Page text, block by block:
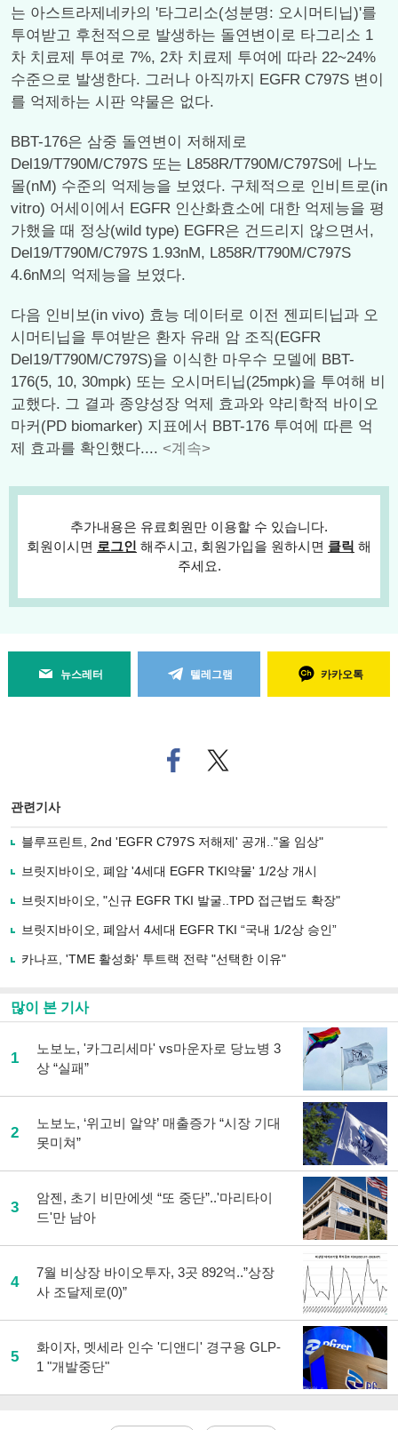
는 아스트라제네카의 '타그리소(성분명: 오시머티닙)'를
투여받고 후천적으로 발생하는 돌연변이로 타그리소 1
차 치료제 투여로 7%, 2차 치료제 투여에 따라 22~24%
수준으로 발생한다. 그러나 아직까지 EGFR C797S 변이
를 억제하는 시판 약물은 없다.
BBT-176은 삼중 돌연변이 저해제로
Del19/T790M/C797S 또는 L858R/T790M/C797S에 나노
몰(nM) 수준의 억제능을 보였다. 구체적으로 인비트로(in
vitro) 어세이에서 EGFR 인산화효소에 대한 억제능을 평
가했을 때 정상(wild type) EGFR은 건드리지 않으면서,
Del19/T790M/C797S 1.93nM, L858R/T790M/C797S
4.6nM의 억제능을 보였다.
다음 인비보(in vivo) 효능 데이터로 이전 젠피티닙과 오
시머티닙을 투여받은 환자 유래 암 조직(EGFR
Del19/T790M/C797S)을 이식한 마우수 모델에 BBT-
176(5, 10, 30mpk) 또는 오시머티닙(25mpk)을 투여해 비
교했다. 그 결과 종양성장 억제 효과와 약리학적 바이오
마커(PD biomarker) 지표에서 BBT-176 투여에 따른 억
제 효과를 확인했다.... <계속>
추가내용은 유료회원만 이용할 수 있습니다.
회원이시면 로그인 해주시고, 회원가입을 원하시면 클릭 해
주세요.
뉴스레터 텔레그램 카카오톡
페
이
로
사
유
기
트위
터로
관련기사
블루프린트, 2nd 'EGFR C797S 저해제' 공개.."올 임상"
브릿지바이오, 폐암 '4세대 EGFR TKI약물' 1/2상 개시
브릿지바이오, "신규 EGFR TKI 발굴..TPD 접근법도 확장"
브릿지바이오, 폐암서 4세대 EGFR TKI “국내 1/2상 승인”
카나프, 'TME 활성화' 투트랙 전략 "선택한 이유"
많이 본 기사
1
노보노, '카그리세마' vs마운자로 당뇨병 3
상 “실패”
2
노보노, ‘위고비 알약’ 매출증가 “시장 기대
못미쳐”
3
암젠, 초기 비만에셋 “또 중단”..'마리타이
드'만 남아
4
7월 비상장 바이오투자, 3곳 892억..”상장
사 조달제로(0)”
5
화이자, 멧세라 인수 '디앤디' 경구용 GLP-
1 "개발중단"